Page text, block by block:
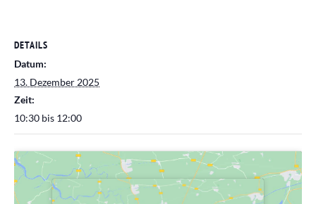
DETAILS
Datum:
13. Dezember 2025
Zeit:
10:30 bis 12:00